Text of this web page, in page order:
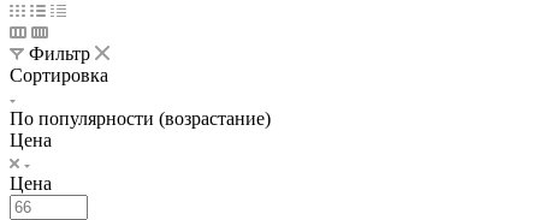
Фильтр
Сортировка
По популярности (возрастание)
Цена
Цена